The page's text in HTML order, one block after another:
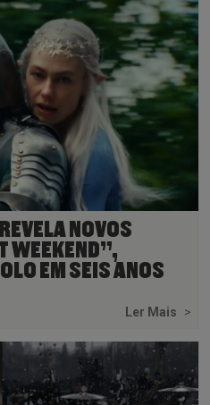
NOVOS
WEEKEND”,
EM SEIS ANOS
Ler Mais >